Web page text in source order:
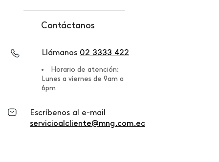
Contáctanos
Llámanos 02 3333 422
Horario de atención:
Lunes a viernes de 9am a
6pm
Escríbenos al e-mail
servicioalcliente@mng.com.ec